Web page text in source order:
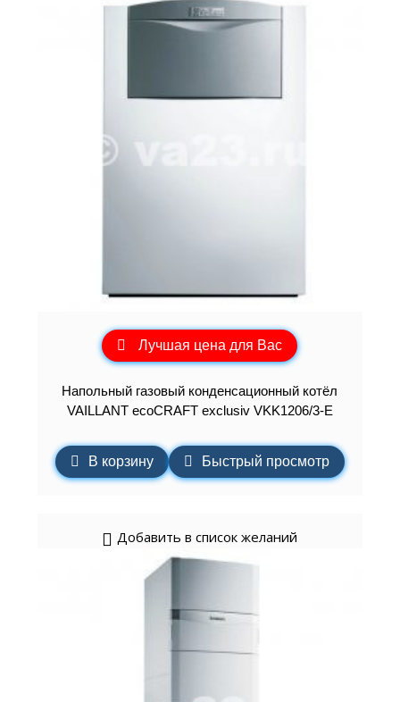
Лучшая цена для Вас
Напольный газовый конденсационный котёл
VAILLANT ecoCRAFT exclusiv VKK1206/3-E
В корзину Быстрый просмотр
Добавить в список желаний